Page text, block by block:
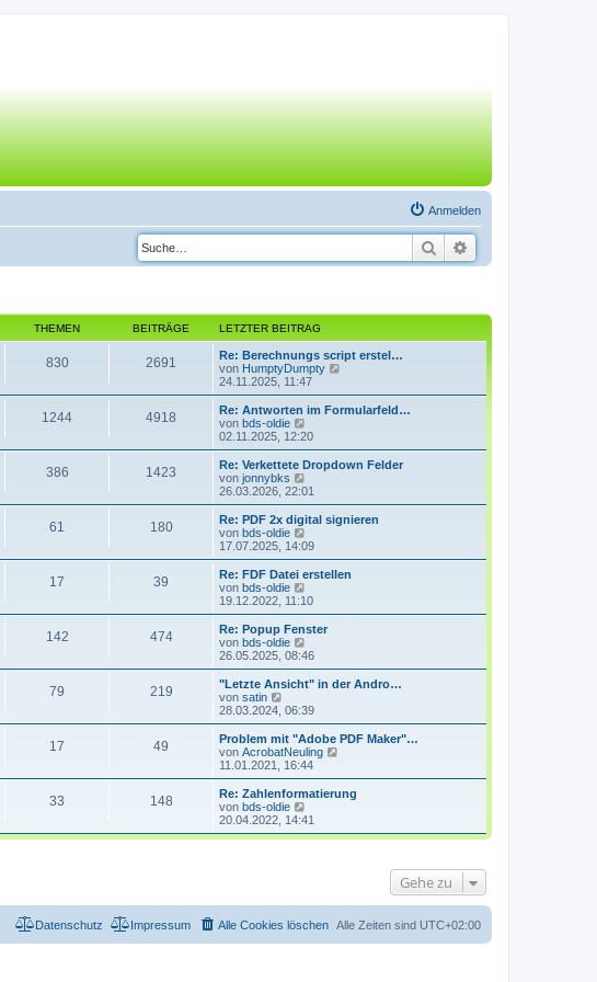
Anmelden
Suche
THEMEN BEITRÄGE LETZTER BEITRAG
830 2691
Re: Berechnungs script erstel…
von HumptyDumpty
u
e
B
r
24.11.2025, 11:47
1244 4918
Re: Antworten im Formularfeld…
von bds-oldie
e
u
e
t
r
B
e
i
r
g
02.11.2025, 12:20
386 1423
Re: Verkettete Dropdown Felder
von jonnybks
e
u
e
t
B
e
i
r
g
26.03.2026, 22:01
61 180
Re: PDF 2x digital signieren
von bds-oldie
e
u
e
t
B
e
i
r
g
17.07.2025, 14:09
17 39
Re: FDF Datei erstellen
von bds-oldie
e
u
e
t
r
B
e
i
r
a
g
19.12.2022, 11:10
142 474
Re: Popup Fenster
von bds-oldie
e
u
e
t
B
e
r
g
26.05.2025, 08:46
79 219
"Letzte Ansicht" in der Andro…
von satin
e
u
e
s
t
r
B
e
t
28.03.2024, 06:39
17 49
Problem mit "Adobe PDF Maker"…
von AcrobatNeuling
u
e
r
r
a
11.01.2021, 16:44
33 148
Re: Zahlenformatierung
von bds-oldie
e
u
e
20.04.2022, 14:41
Gehe zu
Alle Zeiten sind UTC+02:00
Alle Cookies löschen
Impressum
Datenschutz